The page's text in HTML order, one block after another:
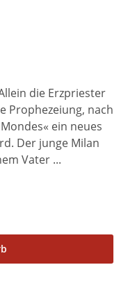
die Erzpriester
Prophezeiung, nach
ein neues
Der junge Milan
Vater ...